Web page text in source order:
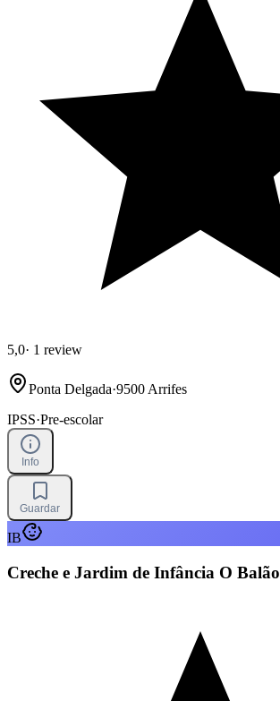
5,0· 1 review
Ponta Delgada·9500 Arrifes
IPSS·Pre-escolar
Info
Guardar
IB
Creche e Jardim de Infância O Balão